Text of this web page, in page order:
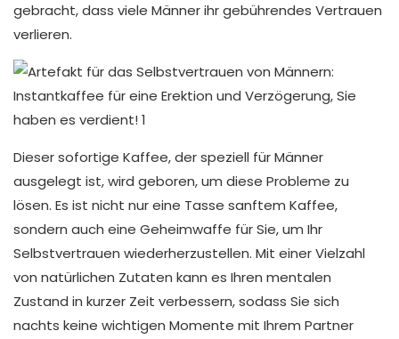
gebracht, dass viele Männer ihr gebührendes Vertrauen
verlieren.
Dieser sofortige Kaffee, der speziell für Männer
ausgelegt ist, wird geboren, um diese Probleme zu
lösen. Es ist nicht nur eine Tasse sanftem Kaffee,
sondern auch eine Geheimwaffe für Sie, um Ihr
Selbstvertrauen wiederherzustellen. Mit einer Vielzahl
von natürlichen Zutaten kann es Ihren mentalen
Zustand in kurzer Zeit verbessern, sodass Sie sich
nachts keine wichtigen Momente mit Ihrem Partner